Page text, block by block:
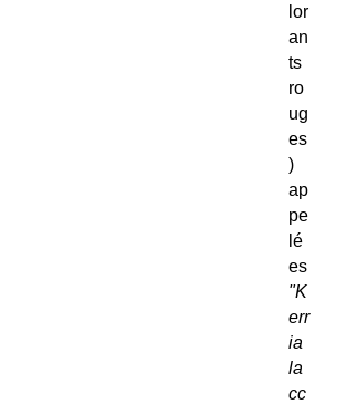
lor
an
ts
ro
ug
es
)
ap
pe
lé
es
"K
err
ia
la
cc